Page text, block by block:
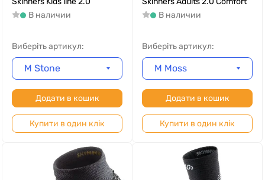
В наличии
Виберіть артикул:
M Stone
Додати в кошик
Купити в один клік
В наличии
Виберіть артикул:
M Moss
Додати в кошик
Купити в один клік